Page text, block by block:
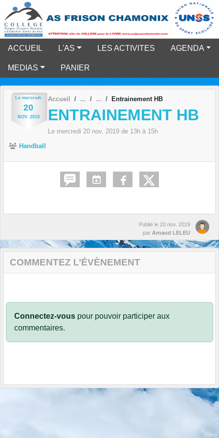
ACCUEIL L'AS LES ACTIVITES AGENDA
MEDIAS PANIER
Le mercredi
20
NOV. 2019
Accueil Entrainement HB
ENTRAINEMENT HB
Le mercredi 20 nov. 2019 de 13h à 15h
Handball
Publié le 20 nov. 2019
par Arnaud LELEU
COMMENTEZ L’ÉVÈNEMENT
Connectez-vous pour pouvoir participer aux
commentaires.
Panneau de gestion des cookies